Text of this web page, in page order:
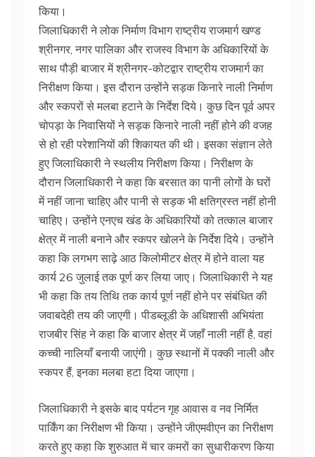
किया।
जिलाधिकारी ने लोक निर्माण विभाग राष्ट्रीय राजमार्ग खण्ड
श्रीनगर, नगर पालिका और राजस्व विभाग के अधिकारियों के
साथ पौड़ी बाजार में श्रीनगर-कोटद्वार राष्ट्रीय राजमार्ग का
निरीक्षण किया। इस दौरान उन्होंने सड़क किनारे नाली निर्माण
और स्कपरों से मलबा हटाने के निर्देश दिये। कुछ दिन पूर्व अपर
चोपड़ा के निवासियों ने सड़क किनारे नाली नहीं होने की वजह
से हो रही परेशानियों की शिकायत की थी। इसका संज्ञान लेते
हुए जिलाधिकारी ने स्थलीय निरीक्षण किया। निरीक्षण के
दौरान जिलाधिकारी ने कहा कि बरसात का पानी लोगों के घरों
में नहीं जाना चाहिए और पानी से सड़क भी क्षतिग्रस्त नहीं होनी
चाहिए। उन्होंने एनएच खंड के अधिकारियों को तत्काल बाजार
क्षेत्र में नाली बनाने और स्कपर खोलने के निर्देश दिये। उन्होंने
कहा कि लगभग साढ़े आठ किलोमीटर क्षेत्र में होने वाला यह
कार्य 26 जुलाई तक पूर्ण कर लिया जाए। जिलाधिकारी ने यह
भी कहा कि तय तिथि तक कार्य पूर्ण नहीं होने पर संबंधित की
जवाबदेही तय की जाएगी। पीडब्लूडी के अधिशासी अभियंता
राजबीर सिंह ने कहा कि बाजार क्षेत्र में जहाँ नाली नहीं है, वहां
कच्ची नालियाँ बनायी जाएंगी। कुछ स्थानों में पक्की नाली और
स्कपर हैं, इनका मलबा हटा दिया जाएगा।
जिलाधिकारी ने इसके बाद पर्यटन गृह आवास व नव निर्मित
पार्किंग का निरीक्षण भी किया। उन्होंने जीएमवीएन का निरीक्षण
करते हुए कहा कि शुरुआत में चार कमरों का सुधारीकरण किया